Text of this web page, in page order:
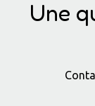
Une